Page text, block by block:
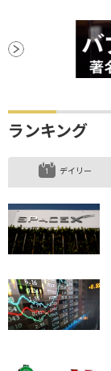
ランキング
デイリー